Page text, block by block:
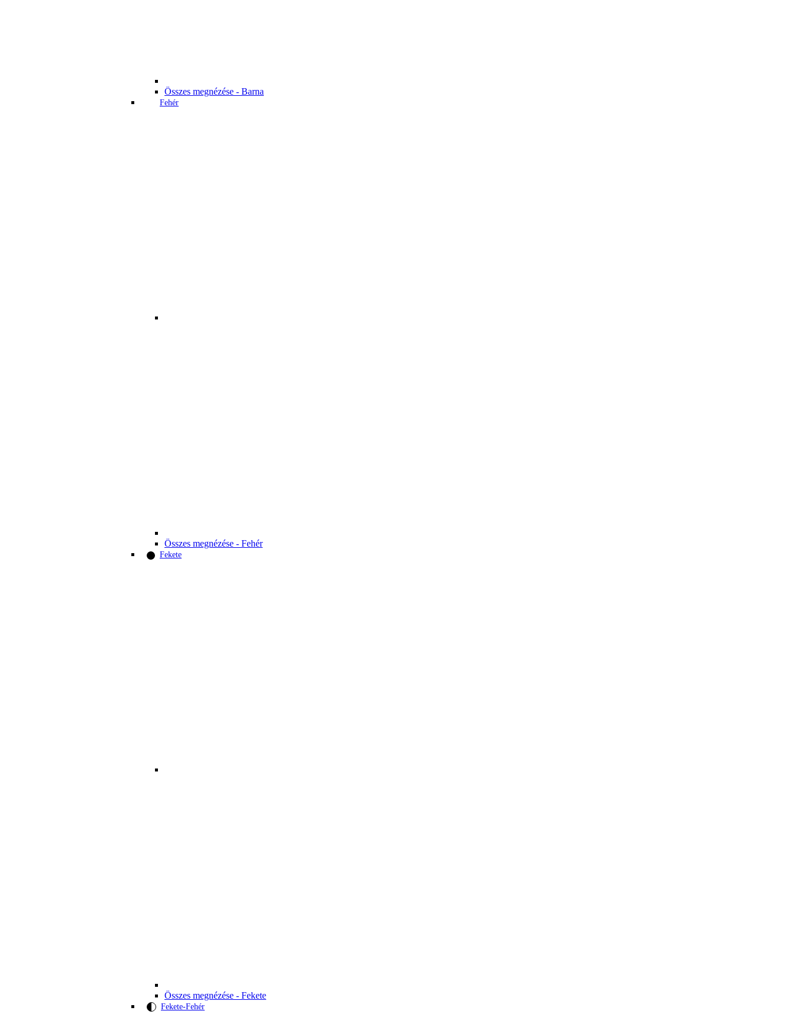
Összes megnézése - Barna
Fehér
Összes megnézése - Fehér
Fekete
Összes megnézése - Fekete
Fekete-Fehér